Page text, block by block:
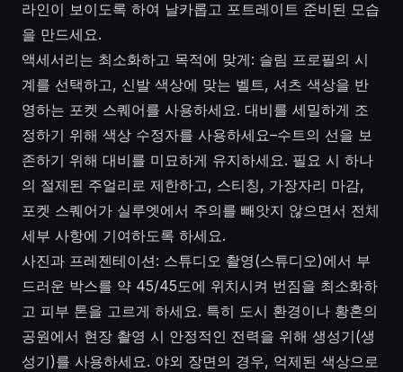
라인이 보이도록 하여 날카롭고 포트레이트 준비된 모습
을 만드세요.
액세서리는 최소화하고 목적에 맞게: 슬림 프로필의 시
계를 선택하고, 신발 색상에 맞는 벨트, 셔츠 색상을 반
영하는 포켓 스퀘어를 사용하세요. 대비를 세밀하게 조
정하기 위해 색상 수정자를 사용하세요–수트의 선을 보
존하기 위해 대비를 미묘하게 유지하세요. 필요 시 하나
의 절제된 주얼리로 제한하고, 스티칭, 가장자리 마감,
포켓 스퀘어가 실루엣에서 주의를 빼앗지 않으면서 전체
세부 사항에 기여하도록 하세요.
사진과 프레젠테이션: 스튜디오 촬영(스튜디오)에서 부
드러운 박스를 약 45/45도에 위치시켜 번짐을 최소화하
고 피부 톤을 고르게 하세요. 특히 도시 환경이나 황혼의
공원에서 현장 촬영 시 안정적인 전력을 위해 생성기(생
성기)를 사용하세요. 야외 장면의 경우, 억제된 색상으로